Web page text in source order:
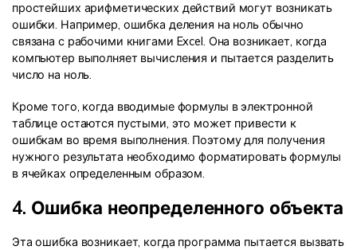
простейших арифметических действий могут возникать
ошибки. Например, ошибка деления на ноль обычно
связана с рабочими книгами Excel. Она возникает, когда
компьютер выполняет вычисления и пытается разделить
число на ноль.
Кроме того, когда вводимые формулы в электронной
таблице остаются пустыми, это может привести к
ошибкам во время выполнения. Поэтому для получения
нужного результата необходимо форматировать формулы
в ячейках определенным образом.
4. Ошибка неопределенного объекта
Эта ошибка возникает, когда программа пытается вызвать